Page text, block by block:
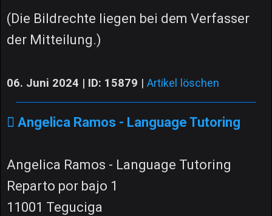
(Die Bildrechte liegen bei dem Verfasser
der Mitteilung.)
06. Juni 2024 | ID: 15879 | Artikel löschen
Angelica Ramos - Language Tutoring
Angelica Ramos - Language Tutoring
Reparto por bajo 1
11001 Teguciga